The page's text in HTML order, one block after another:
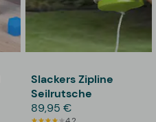
Slackers Zipline
Seilrutsche
89,95 €